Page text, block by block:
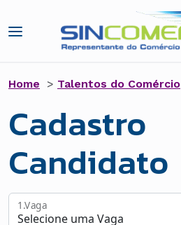
Home > Talentos do Comércio
Cadastro
Candidato
1.Vaga